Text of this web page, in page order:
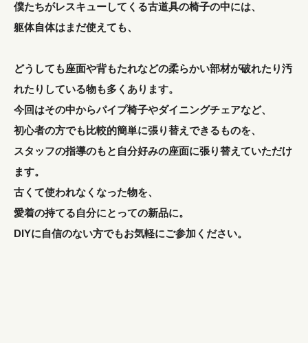
僕たちがレスキューしてくる古道具の椅子の中には、
躯体自体はまだ使えても、
どうしても座面や背もたれなどの柔らかい部材が破れたり汚
れたりしている物も多くあります。
今回はその中からパイプ椅子やダイニングチェアなど、
初心者の方でも比較的簡単に張り替えできるものを、
スタッフの指導のもと自分好みの座面に張り替えていただけ
ます。
古くて使われなくなった物を、
愛着の持てる自分にとっての新品に。
DIYに自信のない方でもお気軽にご参加ください。